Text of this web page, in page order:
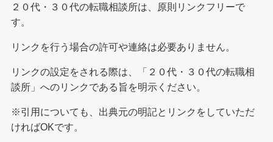
２０代・３０代の転職相談所は、原則リンクフリーで
す。
リンクを行う場合の許可や連絡は必要ありません。
リンクの設定をされる際は、「２０代・３０代の転職相
談所」へのリンクである旨を明示ください。
※引用についても、出典元の明記とリンクをしていただ
ければOKです。